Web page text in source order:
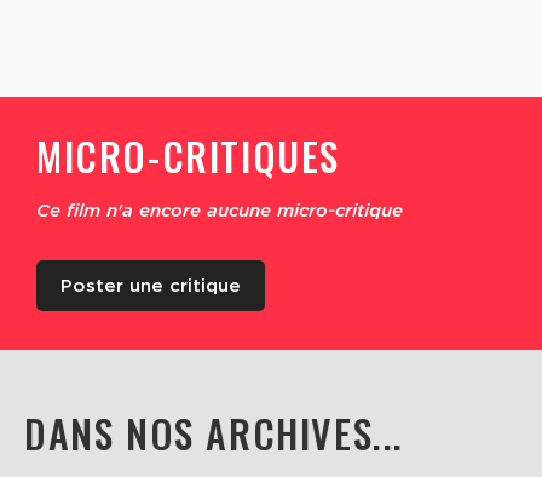
MICRO-CRITIQUES
Ce film n'a encore aucune micro-critique
Poster une critique
DANS NOS ARCHIVES...